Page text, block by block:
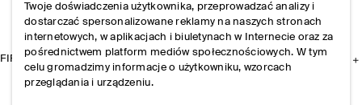
FIRMA
Twoje doświadczenia użytkownika, przeprowadzać analizy i
dostarczać spersonalizowane reklamy na naszych stronach
internetowych, w aplikacjach i biuletynach w Internecie oraz za
pośrednictwem platform mediów społecznościowych. W tym
celu gromadzimy informacje o użytkowniku, wzorcach
przeglądania i urządzeniu.